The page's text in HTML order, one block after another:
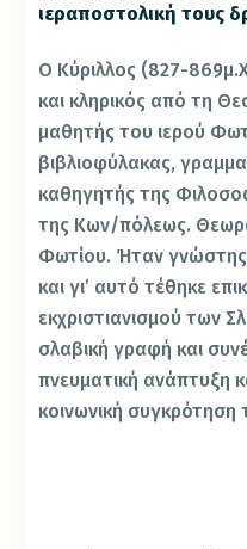
ιεραποστολική τους
Ο Κύριλλος (827-
και κληρικός από τη
μαθητής του ιερού
βιβλιοφύλακας,
καθηγητής της
της Κων/πόλεως.
Φωτίου. Ήταν
και γι’ αυτό τέθηκε
εκχριστιανισμού των
σλαβική γραφή και
πνευματική ανάπτυξη
κοινωνική